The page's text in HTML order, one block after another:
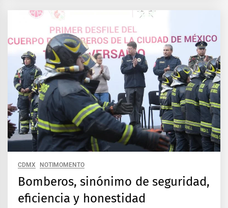
CDMX NOTIMOMENTO
Bomberos, sinónimo de seguridad,
eficiencia y honestidad